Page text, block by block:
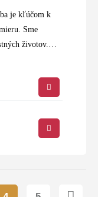
je kľúčom k
Sme
životov.
cestu,
k cieľu. Vex
mnoho…